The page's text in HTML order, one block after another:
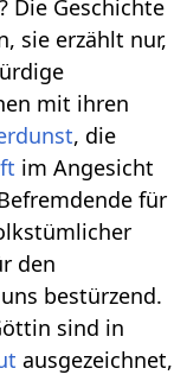
Die Geschichte
sie erzählt nur,
mit ihren
, die
im Angesicht
für
den
bestürzend.
sind in
ausgezeichnet,